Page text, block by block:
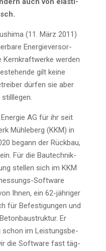
(11. März 2011)
Ener­gie­ver­sor­
Kern­kraft­wer­ke wer­den
gilt kei­ne
dür­fen sie aber
AG für ihr seit
Müh­le­berg (KKM) in
begann der Rück­bau,
Für die Bau­tech­nik-
stel­len sich im KKM
Soft­ware
Ihnen, ein 62-jäh­ri­ger
für Befes­ti­gun­gen und
Er
schon im Leis­tungs­be­
die Soft­ware fast täg­